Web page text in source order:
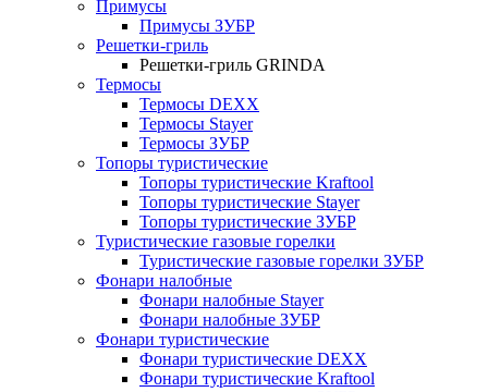
Примусы
Примусы ЗУБР
Решетки-гриль
Решетки-гриль GRINDA
Термосы
Термосы DEXX
Термосы Stayer
Термосы ЗУБР
Топоры туристические
Топоры туристические Kraftool
Топоры туристические Stayer
Топоры туристические ЗУБР
Туристические газовые горелки
Туристические газовые горелки ЗУБР
Фонари налобные
Фонари налобные Stayer
Фонари налобные ЗУБР
Фонари туристические
Фонари туристические DEXX
Фонари туристические Kraftool